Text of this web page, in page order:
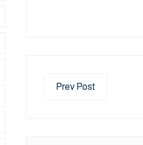
Prev Post